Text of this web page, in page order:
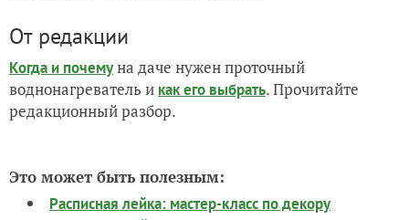
От редакции
Когда и почемуна даче нужен проточный
воднонагреватель и как его выбрать. Прочитайте
редакционный разбор.
Это может быть полезным:
Расписная лейка: мастер-класс по декору